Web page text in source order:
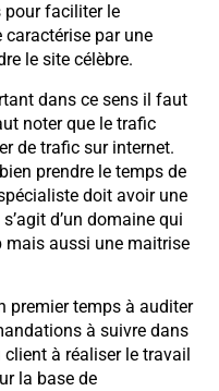
pour faciliter le
caractérise par une
le site célèbre.
dans ce sens il faut
noter que le trafic
de trafic sur internet.
prendre le temps de
doit avoir une
d’un domaine qui
mais aussi une maitrise
premier temps à auditer
à suivre dans
à réaliser le travail
la base de